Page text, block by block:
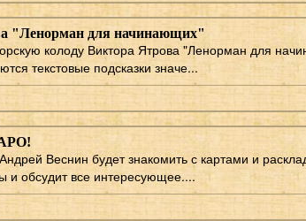
"Ленорман для начинающих"
колоду Виктора Ятрова "Ленорман для
текстовые подсказки значе...
Веснин будет знакомить с картами и
и обсудит все интересующее....